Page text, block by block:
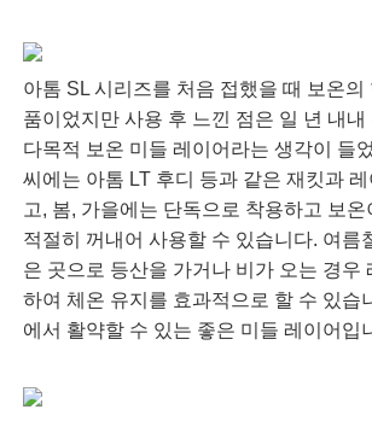
아톰 SL 시리즈를 처음 접했을 때 보온의
품이었지만 사용 후 느낀 점은 일 년 내내
다목적 보온 미들 레이어라는 생각이 들
씨에는 아톰 LT 후디 등과 같은 재킷과
고, 봄, 가을에는 단독으로 착용하고 보온
적절히 꺼내어 사용할 수 있습니다. 여름
은 곳으로 등산을 가거나 비가 오는 경우
하여 체온 유지를 효과적으로 할 수 있습
에서 활약할 수 있는 좋은 미들 레이어입